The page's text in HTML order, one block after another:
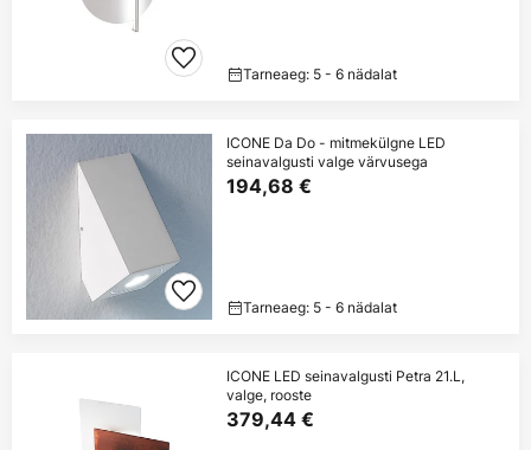
Tarneaeg: 5 - 6 nädalat
ICONE Da Do - mitmekülgne LED
seinavalgusti valge värvusega
194,68 €
Tarneaeg: 5 - 6 nädalat
ICONE LED seinavalgusti Petra 21.L,
valge, rooste
379,44 €